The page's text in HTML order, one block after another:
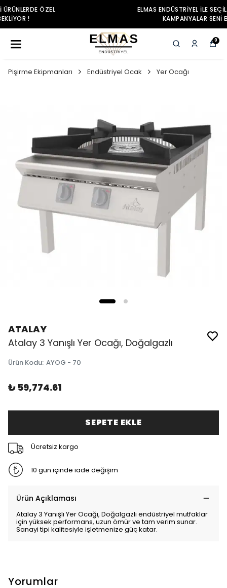
ELMAS ENDÜSTRIYEL ILE SEÇILI ÜRÜNLERDE ÖZEL
0
Pişirme Ekipmanları Endüstriyel Ocak Yer Ocağı
ATALAY
Atalay 3 Yanışlı Yer Ocağı, Doğalgazlı
Ürün Kodu: AYOG - 70
₺ 59,774.61
SEPETE EKLE
Ücretsiz kargo
10 gün içinde iade değişim
Ürün Açıklaması
Atalay 3 Yanışlı Yer Ocağı, Doğalgazlı endüstriyel mutfaklar
için yüksek performans, uzun ömür ve tam verim sunar.
Sanayi tipi kalitesiyle işletmenize güç katar.
Yorumlar